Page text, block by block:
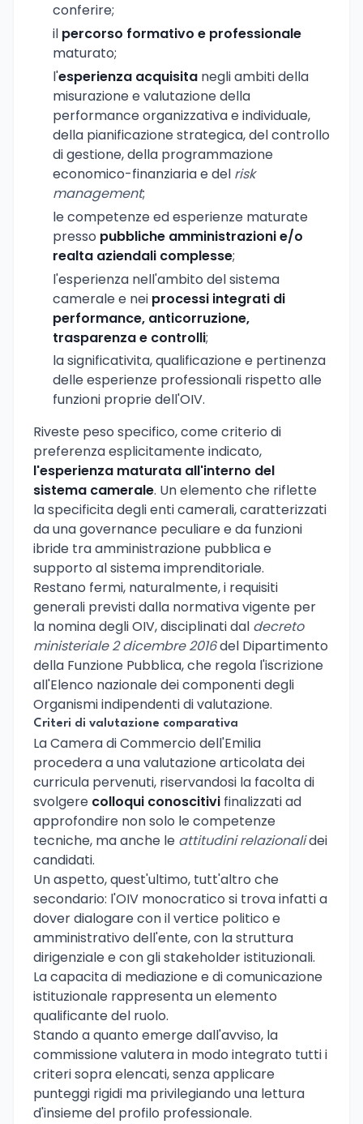
conferire;
il percorso formativo e professionale
maturato;
l'esperienza acquisita negli ambiti della
misurazione e valutazione della
performance organizzativa e individuale,
della pianificazione strategica, del controllo
di gestione, della programmazione
economico-finanziaria e del risk
management;
le competenze ed esperienze maturate
presso pubbliche amministrazioni e/o
realta aziendali complesse;
l'esperienza nell'ambito del sistema
camerale e nei processi integrati di
performance, anticorruzione,
trasparenza e controlli;
la significativita, qualificazione e pertinenza
delle esperienze professionali rispetto alle
funzioni proprie dell'OIV.
Riveste peso specifico, come criterio di
preferenza esplicitamente indicato,
l'esperienza maturata all'interno del
sistema camerale. Un elemento che riflette
la specificita degli enti camerali, caratterizzati
da una governance peculiare e da funzioni
ibride tra amministrazione pubblica e
supporto al sistema imprenditoriale.
Restano fermi, naturalmente, i requisiti
generali previsti dalla normativa vigente per
la nomina degli OIV, disciplinati dal decreto
ministeriale 2 dicembre 2016del Dipartimento
della Funzione Pubblica, che regola l'iscrizione
all'Elenco nazionale dei componenti degli
Organismi indipendenti di valutazione.
Criteri di valutazione comparativa
La Camera di Commercio dell'Emilia
procedera a una valutazione articolata dei
curricula pervenuti, riservandosi la facolta di
svolgere colloqui conoscitivi finalizzati ad
approfondire non solo le competenze
tecniche, ma anche le attitudini relazionalidei
candidati.
Un aspetto, quest'ultimo, tutt'altro che
secondario: l'OIV monocratico si trova infatti a
dover dialogare con il vertice politico e
amministrativo dell'ente, con la struttura
dirigenziale e con gli stakeholder istituzionali.
La capacita di mediazione e di comunicazione
istituzionale rappresenta un elemento
qualificante del ruolo.
Stando a quanto emerge dall'avviso, la
commissione valutera in modo integrato tutti i
criteri sopra elencati, senza applicare
punteggi rigidi ma privilegiando una lettura
d'insieme del profilo professionale.